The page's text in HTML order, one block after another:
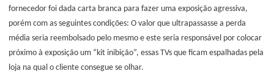
fornecedor foi dada carta branca para fazer uma exposição agressiva,
porém com as seguintes condições: O valor que ultrapassasse a perda
média seria reembolsado pelo mesmo e este seria responsável por colocar
próximo à exposição um “kit inibição”, essas TVs que ficam espalhadas pela
loja na qual o cliente consegue se olhar.